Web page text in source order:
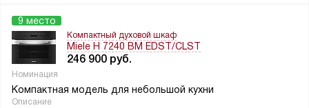
9 место
Компактный духовой шкаф
Miele H 7240 BM EDST/CLST
246 900 руб.
Номинация
Компактная модель для небольшой кухни
Описание